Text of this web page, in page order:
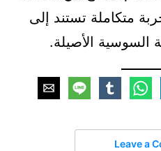
متكاملة تستند إلى
السوسية الأصيلة.
Leave a